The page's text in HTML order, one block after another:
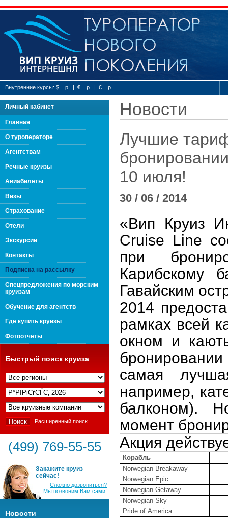
Туроператор нового
поколения "Вип Круиз
Интернешнл"
Внутренние курсы: $ = р. | € = р. | £ = р.
Личный кабинет
Главная
О туроператоре
Агентствам
Речные круизы
Авиабилеты
Визы
Страхование
Отели
Экскурсии
Контакты
Подписка на рассылку
Спецпредложения по морским
круизам
Обучение для агентств
Где купить круизы
Фотоотчеты
Быстрый поиск круиза
Расширенный поиск
(499) 769-55-55
Закажите круиз
сейчас!
Сложно дозвониться?
Мы позвоним Вам сами!
Новости
Новости
Лучшие
10 июля!
30 / 06 / 2014
«Вип Круиз
Cruise Line
при
Карибскому
Гавайским
2014
рамках всей
окном и
самая
например,
балконом).
момент
Акция
Корабль
Norwegian Breakaway
Norwegian Epic
Norwegian Getaway
Norwegian Sky
Pride of America